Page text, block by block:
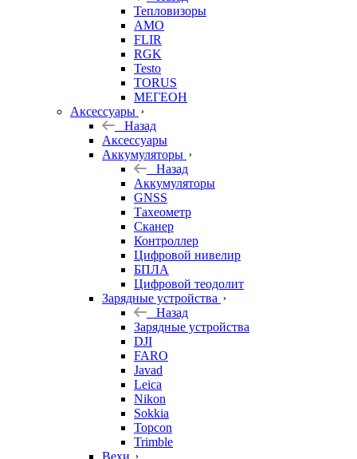
Тепловизоры
AMO
FLIR
RGK
Testo
TORUS
МЕГЕОН
Аксессуары
Назад
Аксессуары
Аккумуляторы
Назад
Аккумуляторы
GNSS
Тахеометр
Сканер
Контроллер
Цифровой нивелир
БПЛА
Цифровой теодолит
Зарядные устройства
Назад
Зарядные устройства
DJI
FARO
Javad
Leica
Nikon
Sokkia
Topcon
Trimble
Вехи